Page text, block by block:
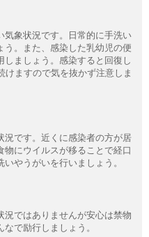
気象状況です。日常的に手洗い
う。また、感染した乳幼児の便
ましょう。感染すると回復し
けますので気を抜かず注意しま
況です。近くに感染者の方が居
にウイルスが移ることで経口
やうがいを行いましょう。
ではありませんが安心は禁物
で励行しましょう。